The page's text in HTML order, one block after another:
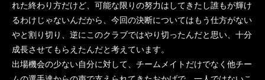
れた終わり方だけど、可能な限りの努力はしてきたし誰もが輝け
るわけじゃないんだから、今回の決断についてはもう仕方がない
やと割り切り、逆にこのクラブではやり切ったんだと思い、十分
成長させてもらえたんだと考えています。
出場機会の少ない自分に対して、チームメイトだけでなく他チー